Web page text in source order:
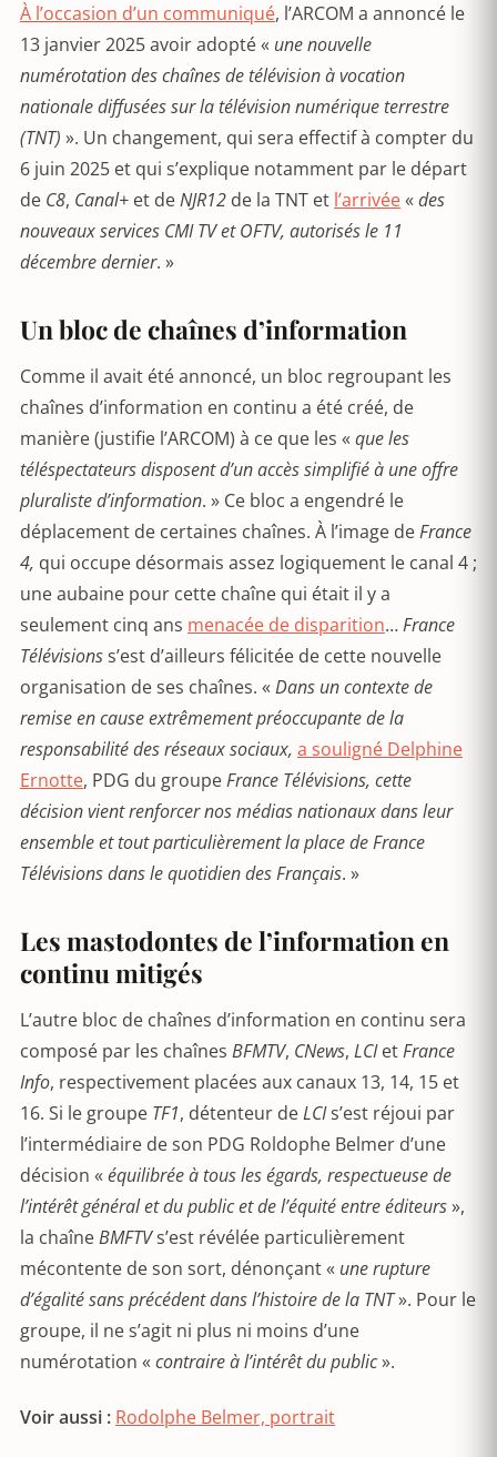
À l’occasion d’un communiqué, l’ARCOM a annoncé le
13 janvier 2025 avoir adopté « une nouvelle
numérotation des chaînes de télévision à vocation
nationale diffusées sur la télévision numérique terrestre
(TNT) ». Un changement, qui sera effectif à compter du
6 juin 2025 et qui s’explique notamment par le départ
de C8, Canal+ et deNJR12 de la TNT et l’arrivée« des
nouveaux services CMI TV et OFTV, autorisés le 11
décembre dernier. »
Un bloc de chaînes d’information
Comme il avait été annoncé, un bloc regroupant les
chaînes d’information en continu a été créé, de
manière (justifie l’ARCOM) à ce que les « que les
téléspectateurs disposent d’un accès simplifié à une offre
pluraliste d’information. » Ce bloc a engendré le
déplacement de certaines chaînes. À l’image deFrance
4, qui occupe désormais assez logiquement le canal 4 ;
une aubaine pour cette chaîne qui était il y a
seulement cinq ans menacée de disparition…France
Télévisionss’est d’ailleurs félicitée de cette nouvelle
organisation de ses chaînes. « Dans un contexte de
remise en cause extrêmement préoccupante de la
responsabilité des réseaux sociaux, a souligné Delphine
Ernotte, PDG du groupeFrance Télévisions, cette
décision vient renforcer nos médias nationaux dans leur
ensemble et tout particulièrement la place de France
Télévisions dans le quotidien des Français. »
Les mastodontes de l’information en
continu mitigés
L’autre bloc de chaînes d’information en continu sera
composé par les chaînes BFMTV, CNews, LCIetFrance
Info, respectivement placées aux canaux 13, 14, 15 et
16. Si le groupe TF1, détenteur deLCIs’est réjoui par
l’intermédiaire de son PDG Roldophe Belmer d’une
décision « équilibrée à tous les égards, respectueuse de
l’intérêt général et du public et de l’équité entre éditeurs»,
la chaîneBMFTVs’est révélée particulièrement
mécontente de son sort, dénonçant « une rupture
d’égalité sans précédent dans l’histoire de la TNT». Pour le
groupe, il ne s’agit ni plus ni moins d’une
numérotation « contraire à l’intérêt du public».
Voir aussi : Rodolphe Belmer, portrait